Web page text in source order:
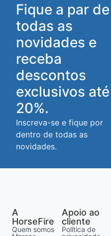
Fique a par de
todas as
novidades e
receba
descontos
exclusivos até
20%.
Inscreva-se e fique por
dentro de todas as
novidades.
A
HorseFire
Quem somos
Apoio ao
cliente
Política de